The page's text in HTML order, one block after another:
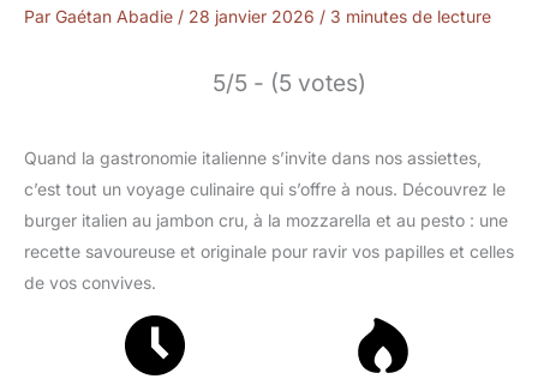
Par Gaétan Abadie / 28 janvier 2026 / 3 minutes de lecture
5/5 - (5 votes)
Quand la gastronomie italienne s’invite dans nos assiettes,
c’est tout un voyage culinaire qui s’offre à nous. Découvrez le
burger italien au jambon cru, à la mozzarella et au pesto : une
recette savoureuse et originale pour ravir vos papilles et celles
de vos convives.